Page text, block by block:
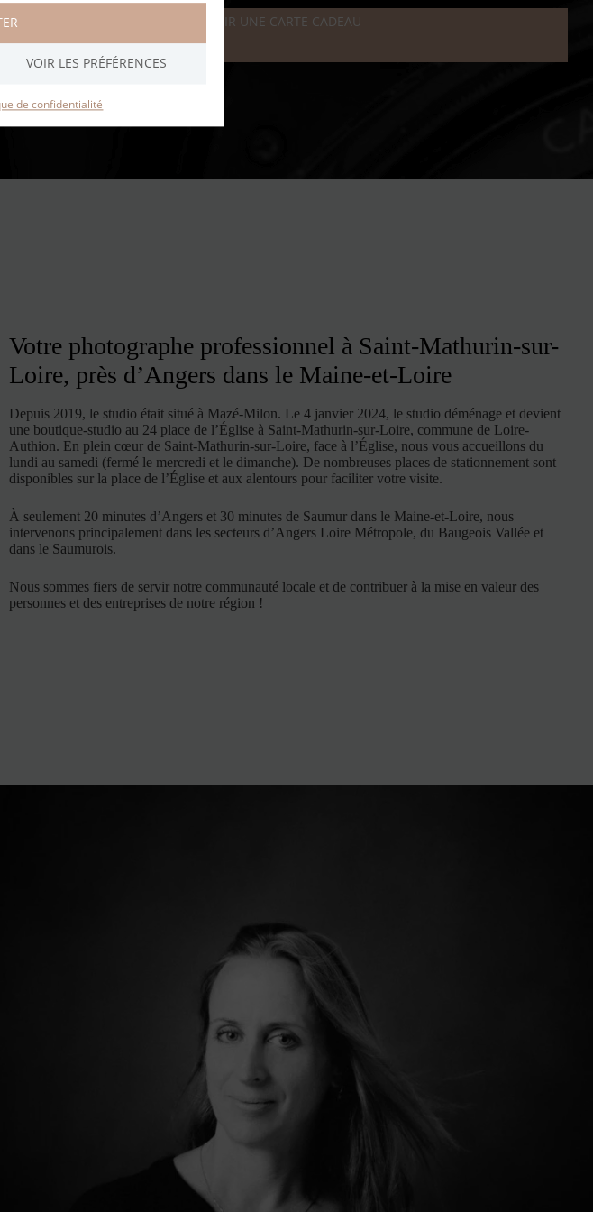
VOIR LES PRÉFÉRENCES
de confidentialité
OFFRIR UNE CARTE CADEAU
Votre photographe professionnel à Saint-Mathurin-sur-
Loire, près d’Angers dans le Maine-et-Loire
Depuis 2019, le studio était situé à Mazé-Milon. Le 4 janvier 2024, le studio déménage et devient
une boutique-studio au 24 place de l’Église à Saint-Mathurin-sur-Loire, commune de Loire-
Authion. En plein cœur de Saint-Mathurin-sur-Loire, face à l’Église, nous vous accueillons du
lundi au samedi (fermé le mercredi et le dimanche). De nombreuses places de stationnement sont
disponibles sur la place de l’Église et aux alentours pour faciliter votre visite.
À seulement 20 minutes d’Angers et 30 minutes de Saumur dans le Maine-et-Loire, nous
intervenons principalement dans les secteurs d’Angers Loire Métropole, du Baugeois Vallée et
dans le Saumurois.
Nous sommes fiers de servir notre communauté locale et de contribuer à la mise en valeur des
personnes et des entreprises de notre région !